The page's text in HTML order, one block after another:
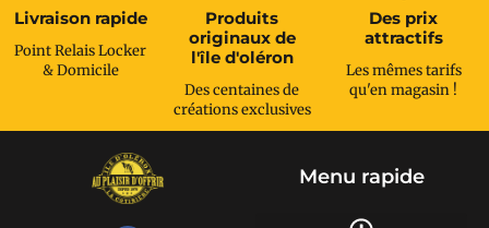
Livraison rapide
Point Relais Locker
& Domicile
Produits
originaux de
l'île d'oléron
Des centaines de
créations exclusives
Des prix
attractifs
Les mêmes tarifs
qu'en magasin !
Menu rapide